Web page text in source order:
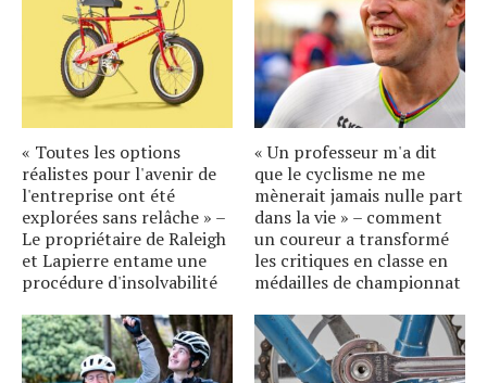
« Toutes les options
réalistes pour l'avenir de
l'entreprise ont été
explorées sans relâche » –
Le propriétaire de Raleigh
et Lapierre entame une
procédure d'insolvabilité
« Un professeur m'a dit
que le cyclisme ne me
mènerait jamais nulle part
dans la vie » – comment
un coureur a transformé
les critiques en classe en
médailles de championnat